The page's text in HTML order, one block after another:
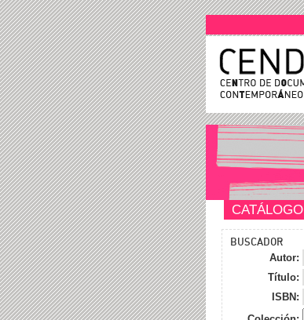
CATÁLOGO
BUSCADOR
Autor:
Título:
ISBN: